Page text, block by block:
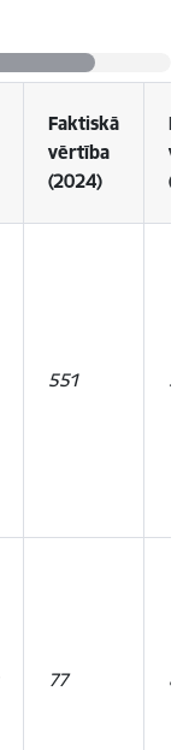
Faktiskā
vērtība
(2024)
551
77 80